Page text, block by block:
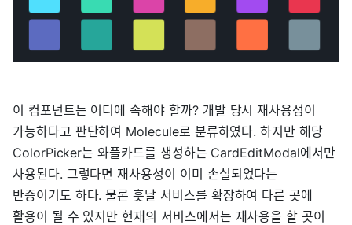
이 컴포넌트는 어디에 속해야 할까? 개발 당시 재사용성이
가능하다고 판단하여 Molecule로 분류하였다. 하지만 해당
ColorPicker는 와플카드를 생성하는 CardEditModal에서만
사용된다. 그렇다면 재사용성이 이미 손실되었다는
반증이기도 하다. 물론 훗날 서비스를 확장하여 다른 곳에
활용이 될 수 있지만 현재의 서비스에서는 재사용을 할 곳이